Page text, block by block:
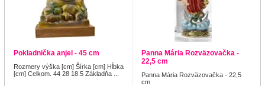
Pokladnička anjel - 45 cm
Rozmery výška [cm] Šírka [cm] Hĺbka
[cm] Celkom. 44 28 18.5 Základňa ...
Panna Mária Rozväzovačka -
22,5 cm
Panna Mária Rozväzovačka - 22,5
cm